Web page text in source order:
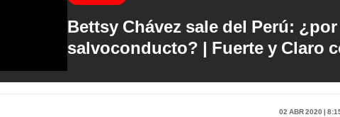
Bettsy Chávez sale del Perú:
salvoconducto? | Fuerte y Claro
02 Abr 2020 |